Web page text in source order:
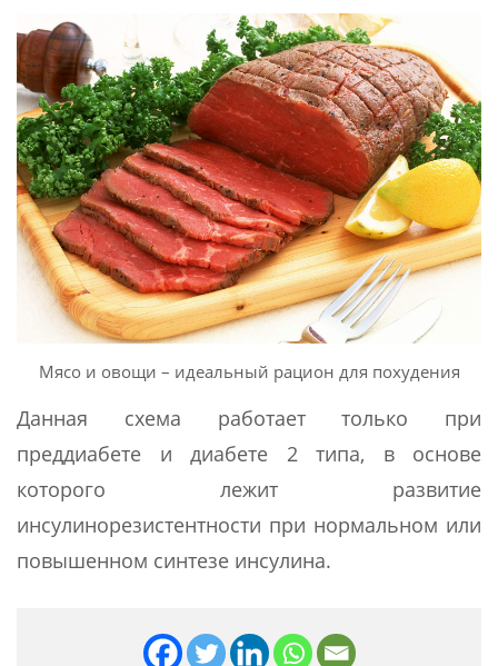
Мясо и овощи – идеальный рацион для похудения
Данная схема работает только при
преддиабете и диабете 2 типа, в основе
которого лежит развитие
инсулинорезистентности при нормальном или
повышенном синтезе инсулина.